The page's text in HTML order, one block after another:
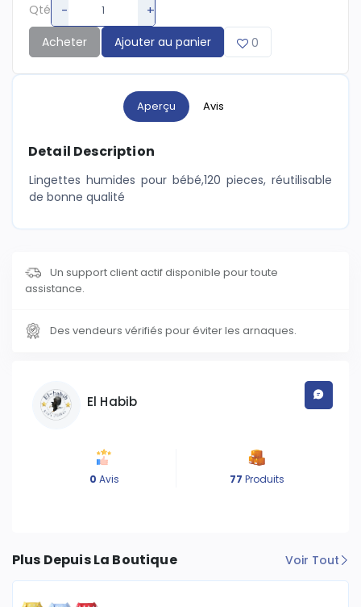
Qté - +
Acheter Ajouter au panier 0
Aperçu Avis
Detail Description
Lingettes humides pour bébé,120 pieces, réutilisable
de bonne qualité
Un support client actif disponible pour toute
assistance.
Des vendeurs vérifiés pour éviter les arnaques.
El Habib
0 Avis 77 Produits
Plus Depuis La Boutique Voir Tout